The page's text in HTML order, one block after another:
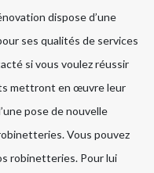
dispose d’une
ses qualités de services
si vous voulez réussir
mettront en œuvre leur
pose de nouvelle
Vous pouvez
robinetteries. Pour lui